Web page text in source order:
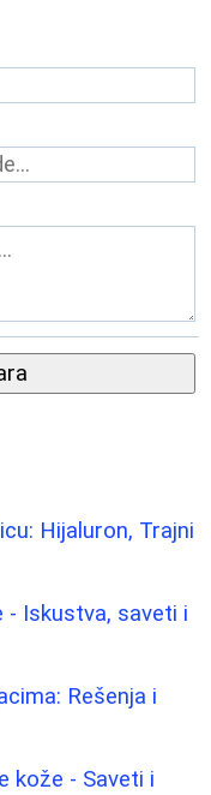
Hijaluron, Trajni
- Iskustva, saveti i
Rešenja i
kože - Saveti i